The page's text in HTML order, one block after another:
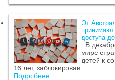
От
доступа
В
мире
детей к
16 лет, заблокировав...
Подробнее...